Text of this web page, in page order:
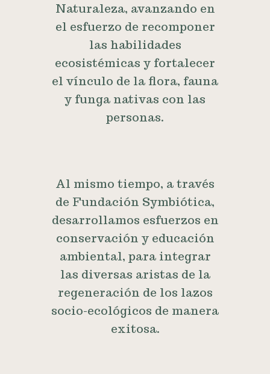
Naturaleza, avanzando en
el esfuerzo de recomponer
las habilidades
ecosistémicas y fortalecer
el vínculo de la flora, fauna
y funga nativas con las
personas.
Al mismo tiempo, a través
de Fundación Symbiótica,
desarrollamos esfuerzos en
conservación y educación
ambiental, para integrar
las diversas aristas de la
regeneración de los lazos
socio-ecológicos de manera
exitosa.